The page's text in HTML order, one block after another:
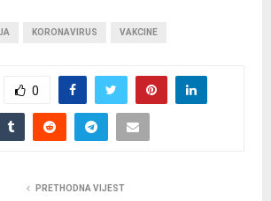
KORONAVIRUS VAKCINE
0
PRETHODNA VIJEST